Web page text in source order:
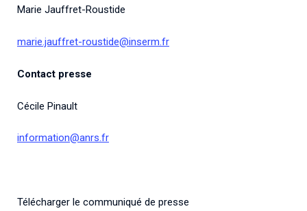
Marie Jauffret-Roustide
marie.jauffret-roustide@inserm.fr
Contact presse
Cécile Pinault
information@anrs.fr
Télécharger le communiqué de presse